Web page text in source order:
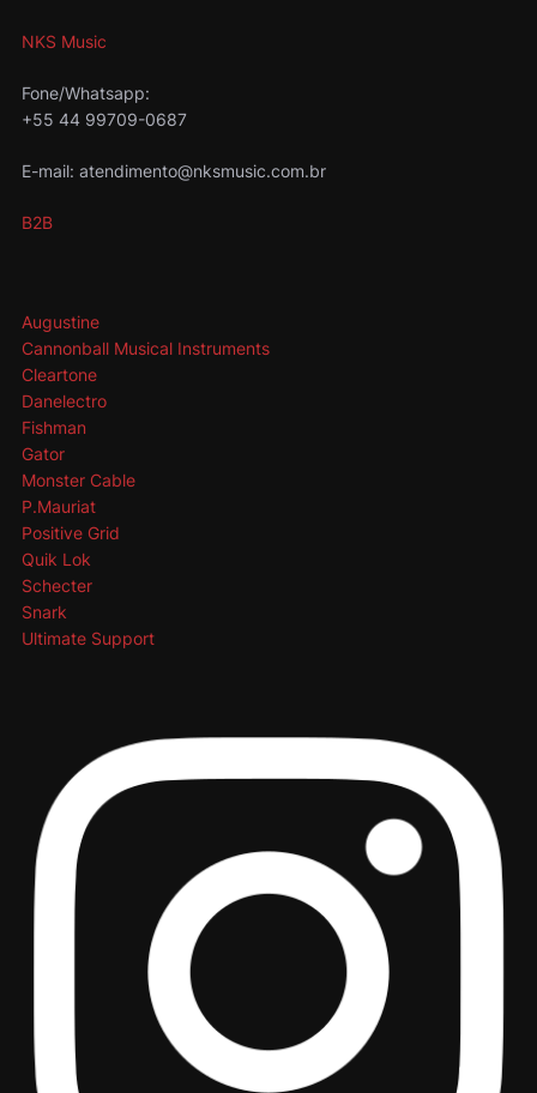
NKS Music
Fone/Whatsapp:
+55 44 99709-0687
E-mail: atendimento@nksmusic.com.br
B2B
Augustine
Cannonball Musical Instruments
Cleartone
Danelectro
Fishman
Gator
Monster Cable
P.Mauriat
Positive Grid
Quik Lok
Schecter
Snark
Ultimate Support